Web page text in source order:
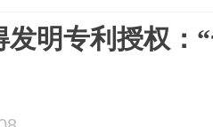
发明专利授权：